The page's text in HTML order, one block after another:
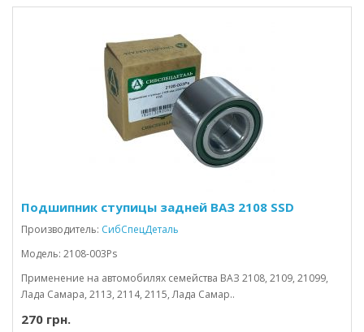
Подшипник ступицы задней ВАЗ 2108 SSD
Производитель: СибСпецДеталь
Модель: 2108-003Ps
Применение на автомобилях семейства ВАЗ 2108, 2109, 21099,
Лада Самара, 2113, 2114, 2115, Лада Самар..
270 грн.